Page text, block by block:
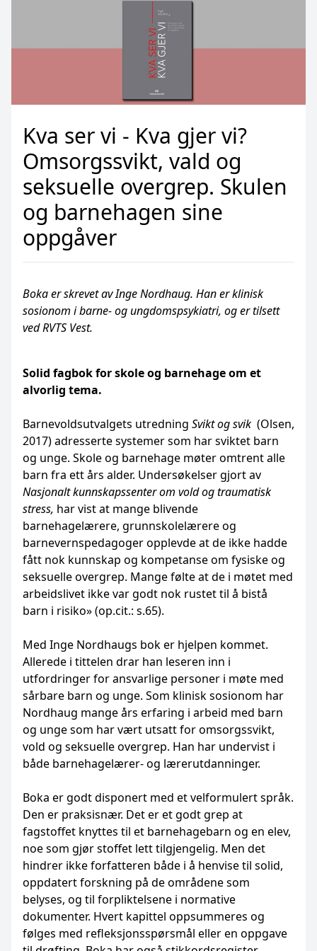
Kva ser vi - Kva gjer vi?
Omsorgssvikt, vald og
seksuelle overgrep. Skulen
og barnehagen sine
oppgåver
Boka er skrevet av Inge Nordhaug. Han er klinisk
sosionom i barne- og ungdomspsykiatri, og er tilsett
ved RVTS Vest.
Solid fagbok for skole og barnehage om et
alvorlig tema.
Barnevoldsutvalgets utredning Svikt og svik (Olsen,
2017) adresserte systemer som har sviktet barn
og unge. Skole og barnehage møter omtrent alle
barn fra ett års alder. Undersøkelser gjort av
Nasjonalt kunnskapssenter om vold og traumatisk
stress, har vist at mange blivende
barnehagelærere, grunnskolelærere og
barnevernspedagoger opplevde at de ikke hadde
fått nok kunnskap og kompetanse om fysiske og
seksuelle overgrep. Mange følte at de i møtet med
arbeidslivet ikke var godt nok rustet til å bistå
barn i risiko» (op.cit.: s.65).
Med Inge Nordhaugs bok er hjelpen kommet.
Allerede i tittelen drar han leseren inn i
utfordringer for ansvarlige personer i møte med
sårbare barn og unge. Som klinisk sosionom har
Nordhaug mange års erfaring i arbeid med barn
og unge som har vært utsatt for omsorgssvikt,
vold og seksuelle overgrep. Han har undervist i
både barnehagelærer- og lærerutdanninger.
Boka er godt disponert med et velformulert språk.
Den er praksisnær. Det er et godt grep at
fagstoffet knyttes til et barnehagebarn og en elev,
noe som gjør stoffet lett tilgjengelig. Men det
hindrer ikke forfatteren både i å henvise til solid,
oppdatert forskning på de områdene som
belyses, og til forpliktelsene i normative
dokumenter. Hvert kapittel oppsummeres og
følges med refleksjonsspørsmål eller en oppgave